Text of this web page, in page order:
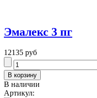
Эмалекс 3 пг
12135 руб
В наличии
Артикул: